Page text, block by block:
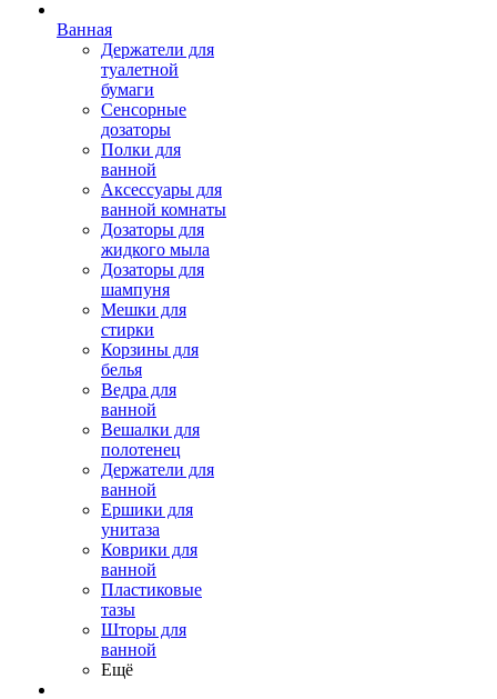
Ванная
Держатели для
туалетной
бумаги
Сенсорные
дозаторы
Полки для
ванной
Аксессуары для
ванной комнаты
Дозаторы для
жидкого мыла
Дозаторы для
шампуня
Мешки для
стирки
Корзины для
белья
Ведра для
ванной
Вешалки для
полотенец
Держатели для
ванной
Ершики для
унитаза
Коврики для
ванной
Пластиковые
тазы
Шторы для
ванной
Ещё